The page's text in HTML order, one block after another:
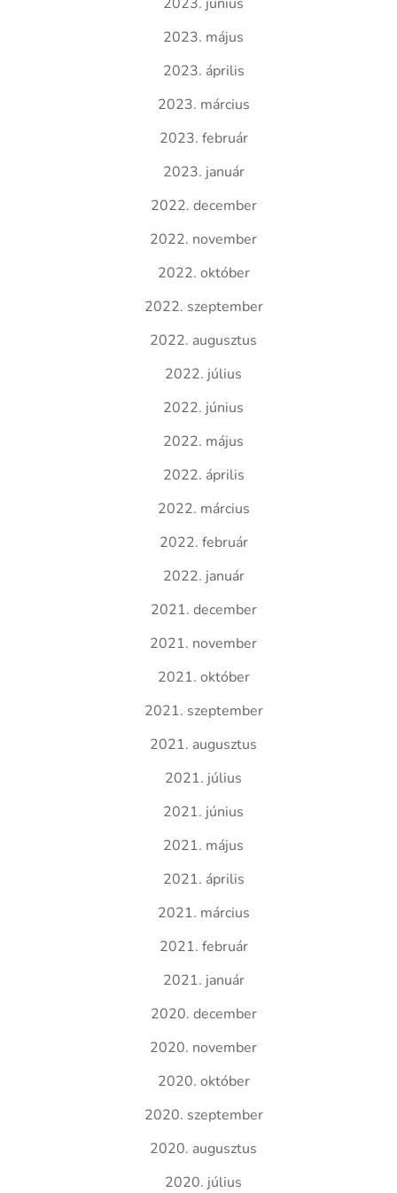
2023. május
2023. április
2023. március
2023. február
2023. január
2022. december
2022. november
2022. október
2022. szeptember
2022. augusztus
2022. július
2022. június
2022. május
2022. április
2022. március
2022. február
2022. január
2021. december
2021. november
2021. október
2021. szeptember
2021. augusztus
2021. július
2021. június
2021. május
2021. április
2021. március
2021. február
2021. január
2020. december
2020. november
2020. október
2020. szeptember
2020. augusztus
2020. július